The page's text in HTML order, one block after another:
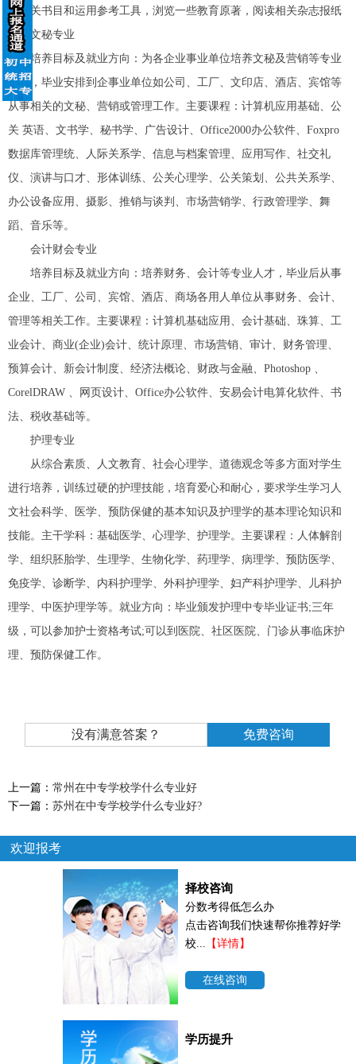
考相关书目和运用参考工具，浏览一些教育原著，阅读相关杂志报纸
文秘专业
培养目标及就业方向：为各企业事业单位培养文秘及营销等专业
人才，毕业安排到企事业单位如公司、工厂、文印店、酒店、宾馆等
从事相关的文秘、营销或管理工作。主要课程：计算机应用基础、公
关 英语、文书学、秘书学、广告设计、Office2000办公软件、Foxpro
数据库管理统、人际关系学、信息与档案管理、应用写作、社交礼
仪、演讲与口才、形体训练、公关心理学、公关策划、公共关系学、
办公设备应用、摄影、推销与谈判、市场营销学、行政管理学、舞
蹈、音乐等。
会计财会专业
培养目标及就业方向：培养财务、会计等专业人才，毕业后从事
企业、工厂、公司、宾馆、酒店、商场各用人单位从事财务、会计、
管理等相关工作。主要课程：计算机基础应用、会计基础、珠算、工
业会计、商业(企业)会计、统计原理、市场营销、审计、财务管理、
预算会计、新会计制度、经济法概论、财政与金融、Photoshop 、
CorelDRAW 、网页设计、Office办公软件、安易会计电算化软件、书
法、税收基础等。
护理专业
从综合素质、人文教育、社会心理学、道德观念等多方面对学生
进行培养，训练过硬的护理技能，培育爱心和耐心，要求学生学习人
文社会科学、医学、预防保健的基本知识及护理学的基本理论知识和
技能。主干学科：基础医学、心理学、护理学。主要课程：人体解剖
学、组织胚胎学、生理学、生物化学、药理学、病理学、预防医学、
免疫学、诊断学、内科护理学、外科护理学、妇产科护理学、儿科护
理学、中医护理学等。就业方向：毕业颁发护理中专毕业证书;三年
级，可以参加护士资格考试;可以到医院、社区医院、门诊从事临床护
理、预防保健工作。
没有满意答案？ 免费咨询
上一篇： 常州在中专学校学什么专业好
下一篇： 苏州在中专学校学什么专业好?
欢迎报考
择校咨询
分数考得低怎么办
点击咨询我们快速帮你推荐好学
校... 【详情】
在线咨询
学历提升